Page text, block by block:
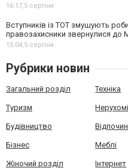
16:17,5 серпня
Вступників із ТОТ змушують
правозахисники звернулися до
15:04,5 серпня
Рубрики новин
Загальний розділ Техніка
Туризм
Будівництво
Бізнес Меблі
Жіночий розділ Інтернет